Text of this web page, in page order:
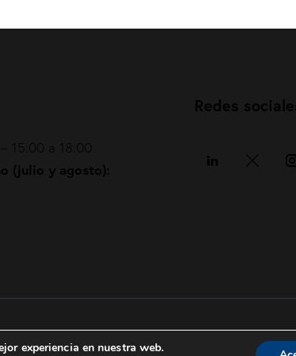
15:00 a 18:00
(julio y agosto):
Redes
Política de privacidad Política de cookies|
experiencia en nuestra web.